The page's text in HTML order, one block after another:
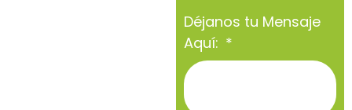
Déjanos tu Mensaje
Aquí: